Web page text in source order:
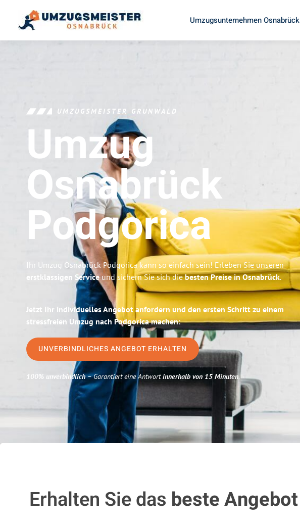
Umzugsunternehmen Osnabrück
UMZUGSMEISTER GRUNWALD
Umzug
Osnabrück
Podgorica
Ihr Umzug Osnabrück Podgorica kann so einfach sein! Erleben Sie unseren
erstklassigen Serviceund sichern Sie sich diebesten Preise in Osnabrück.
Jetzt Ihr individuelles Angebot anfordern und den ersten Schritt zu einem
stressfreien Umzug nach Podgorica machen:
UNVERBINDLICHES ANGEBOT ERHALTEN
100% unverbindlich– Garantiert eine Antwortinnerhalb von 15 Minuten.
Erhalten Sie das beste Angebot